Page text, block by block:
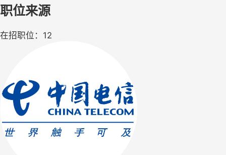
职位来源
在招职位：12